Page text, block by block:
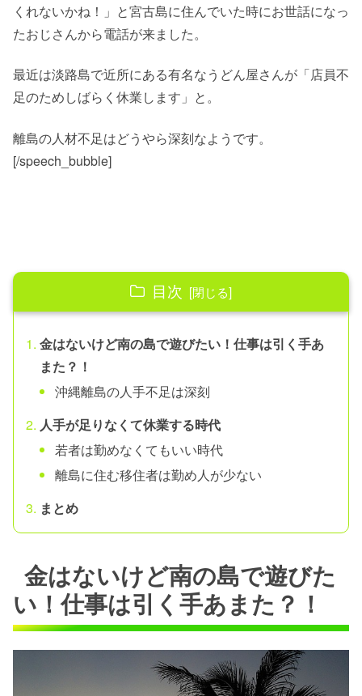
くれないかね！」と宮古島に住んでいた時にお世話になっ
たおじさんから電話が来ました。
最近は淡路島で近所にある有名なうどん屋さんが「店員不
足のためしばらく休業します」と。
離島の人材不足はどうやら深刻なようです。
[/speech_bubble]
目次
金はないけど南の島で遊びたい！仕事は引く手あ
また？！
沖縄離島の人手不足は深刻
人手が足りなくて休業する時代
若者は勤めなくてもいい時代
離島に住む移住者は勤め人が少ない
まとめ
金はないけど南の島で遊びた
い！仕事は引く手あまた？！